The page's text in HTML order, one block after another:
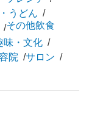
うどん
その他飲食
味・文化
院
サロン